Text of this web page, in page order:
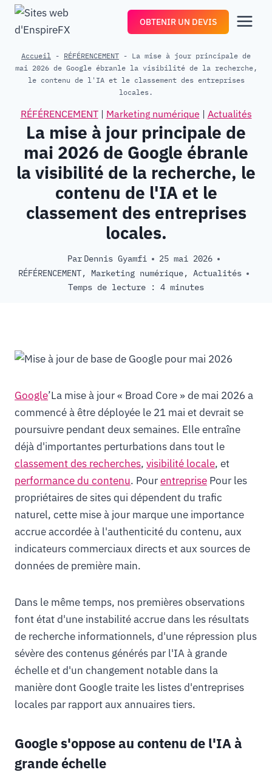
Aller
OBTENIR UN DEVIS
Accueil - RÉFÉRENCEMENT - La mise à jour principale de
mai 2026 de Google ébranle la visibilité de la recherche,
le contenu de l'IA et le classement des entreprises
locales.
RÉFÉRENCEMENT| Marketing numérique | Actualités
La mise à jour principale de
mai 2026 de Google ébranle
la visibilité de la recherche, le
contenu de l'IA et le
classement des entreprises
locales.
Par Dennis Gyamfi
25 mai 2026
RÉFÉRENCEMENT, Marketing numérique, Actualités
Temps de lecture :
4 minutes
Google’La mise à jour « Broad Core » de mai 2026 a
commencé à être déployée le 21 mai et devrait se
poursuivre pendant deux semaines. Elle entraîne
déjà d'importantes perturbations dans tout le
classement des recherches, visibilité locale, et
performance du contenu. Pourentreprise Pour les
propriétaires de sites qui dépendent du trafic
naturel, cette mise à jour marque une importance
accrue accordée à l'authenticité du contenu, aux
indicateurs commerciaux directs et aux sources de
données de première main.
Dans le même temps, nos premières observations
font état d'une instabilité accrue dans les résultats
de recherche informationnels, d'une répression plus
sévère des contenus générés par l'IA à grande
échelle et d'un changement notable dans la
manière dont Google traite les listes d'entreprises
locales par rapport aux annuaires tiers.
Google s'oppose au contenu de l'IA à
grande échelle